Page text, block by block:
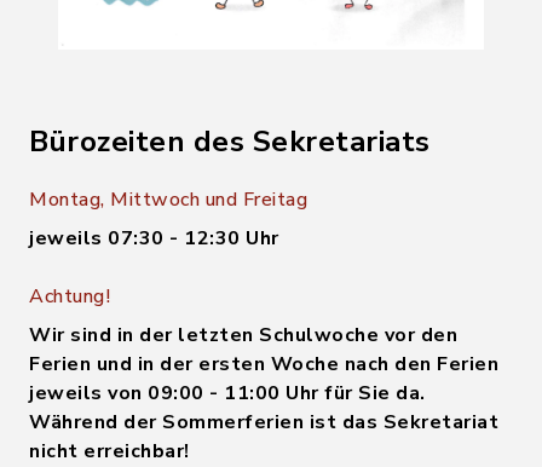
Bürozeiten des Sekretariats
Montag, Mittwoch und Freitag
jeweils 07:30 - 12:30 Uhr
Achtung!
Wir sind in der letzten Schulwoche vor den
Ferien und in der ersten Woche nach den Ferien
jeweils von 09:00 - 11:00 Uhr für Sie da.
Während der Sommerferien ist das Sekretariat
nicht erreichbar!